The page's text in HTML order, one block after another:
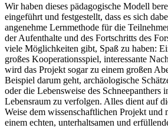
Wir haben dieses pädagogische Modell
eingeführt und festgestellt, dass es sich
angenehme Lernmethode für die
der Aufenthalte und des Fortschritts des
viele Möglichkeiten gibt, Spaß zu haben:
großes Kooperationsspiel, interessante
wird das Projekt sogar zu einem großen
Beispiel darum geht, archäologische
oder die Lebensweise des Schneepanthers
Lebensraum zu verfolgen. Alles dient auf
Weise dem wissenschaftlichen Projekt und
einem echten, unterhaltsamen und